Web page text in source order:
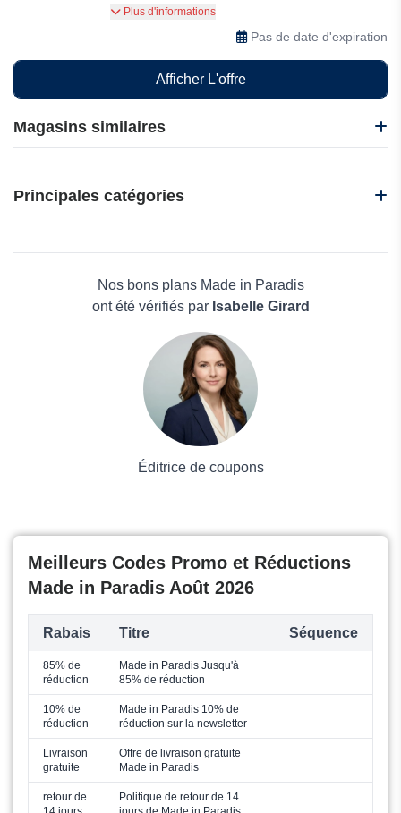
Magasins similaires
BadassBox
BabyOnlineWholesale
Favorboots
G-Star RAW
Principales catégories
Maison & JardinNos bons plans Made in Paradis
ont été vérifiés par Isabelle Girard
Éditrice de coupons
Vous pouvez retourner votre commande dans
les 14 jours suivant sa réception
Plus d'informations
Pas de date d'expiration
Afficher L'offre
Meilleurs Codes Promo et Réductions
Made in Paradis Août 2026
Rabais Titre Séquence
85% de
réduction
Made in Paradis Jusqu'à
85% de réduction
10% de
réduction
Made in Paradis 10% de
réduction sur la newsletter
Livraison
gratuite
Offre de livraison gratuite
Made in Paradis
retour de
Politique de retour de 14